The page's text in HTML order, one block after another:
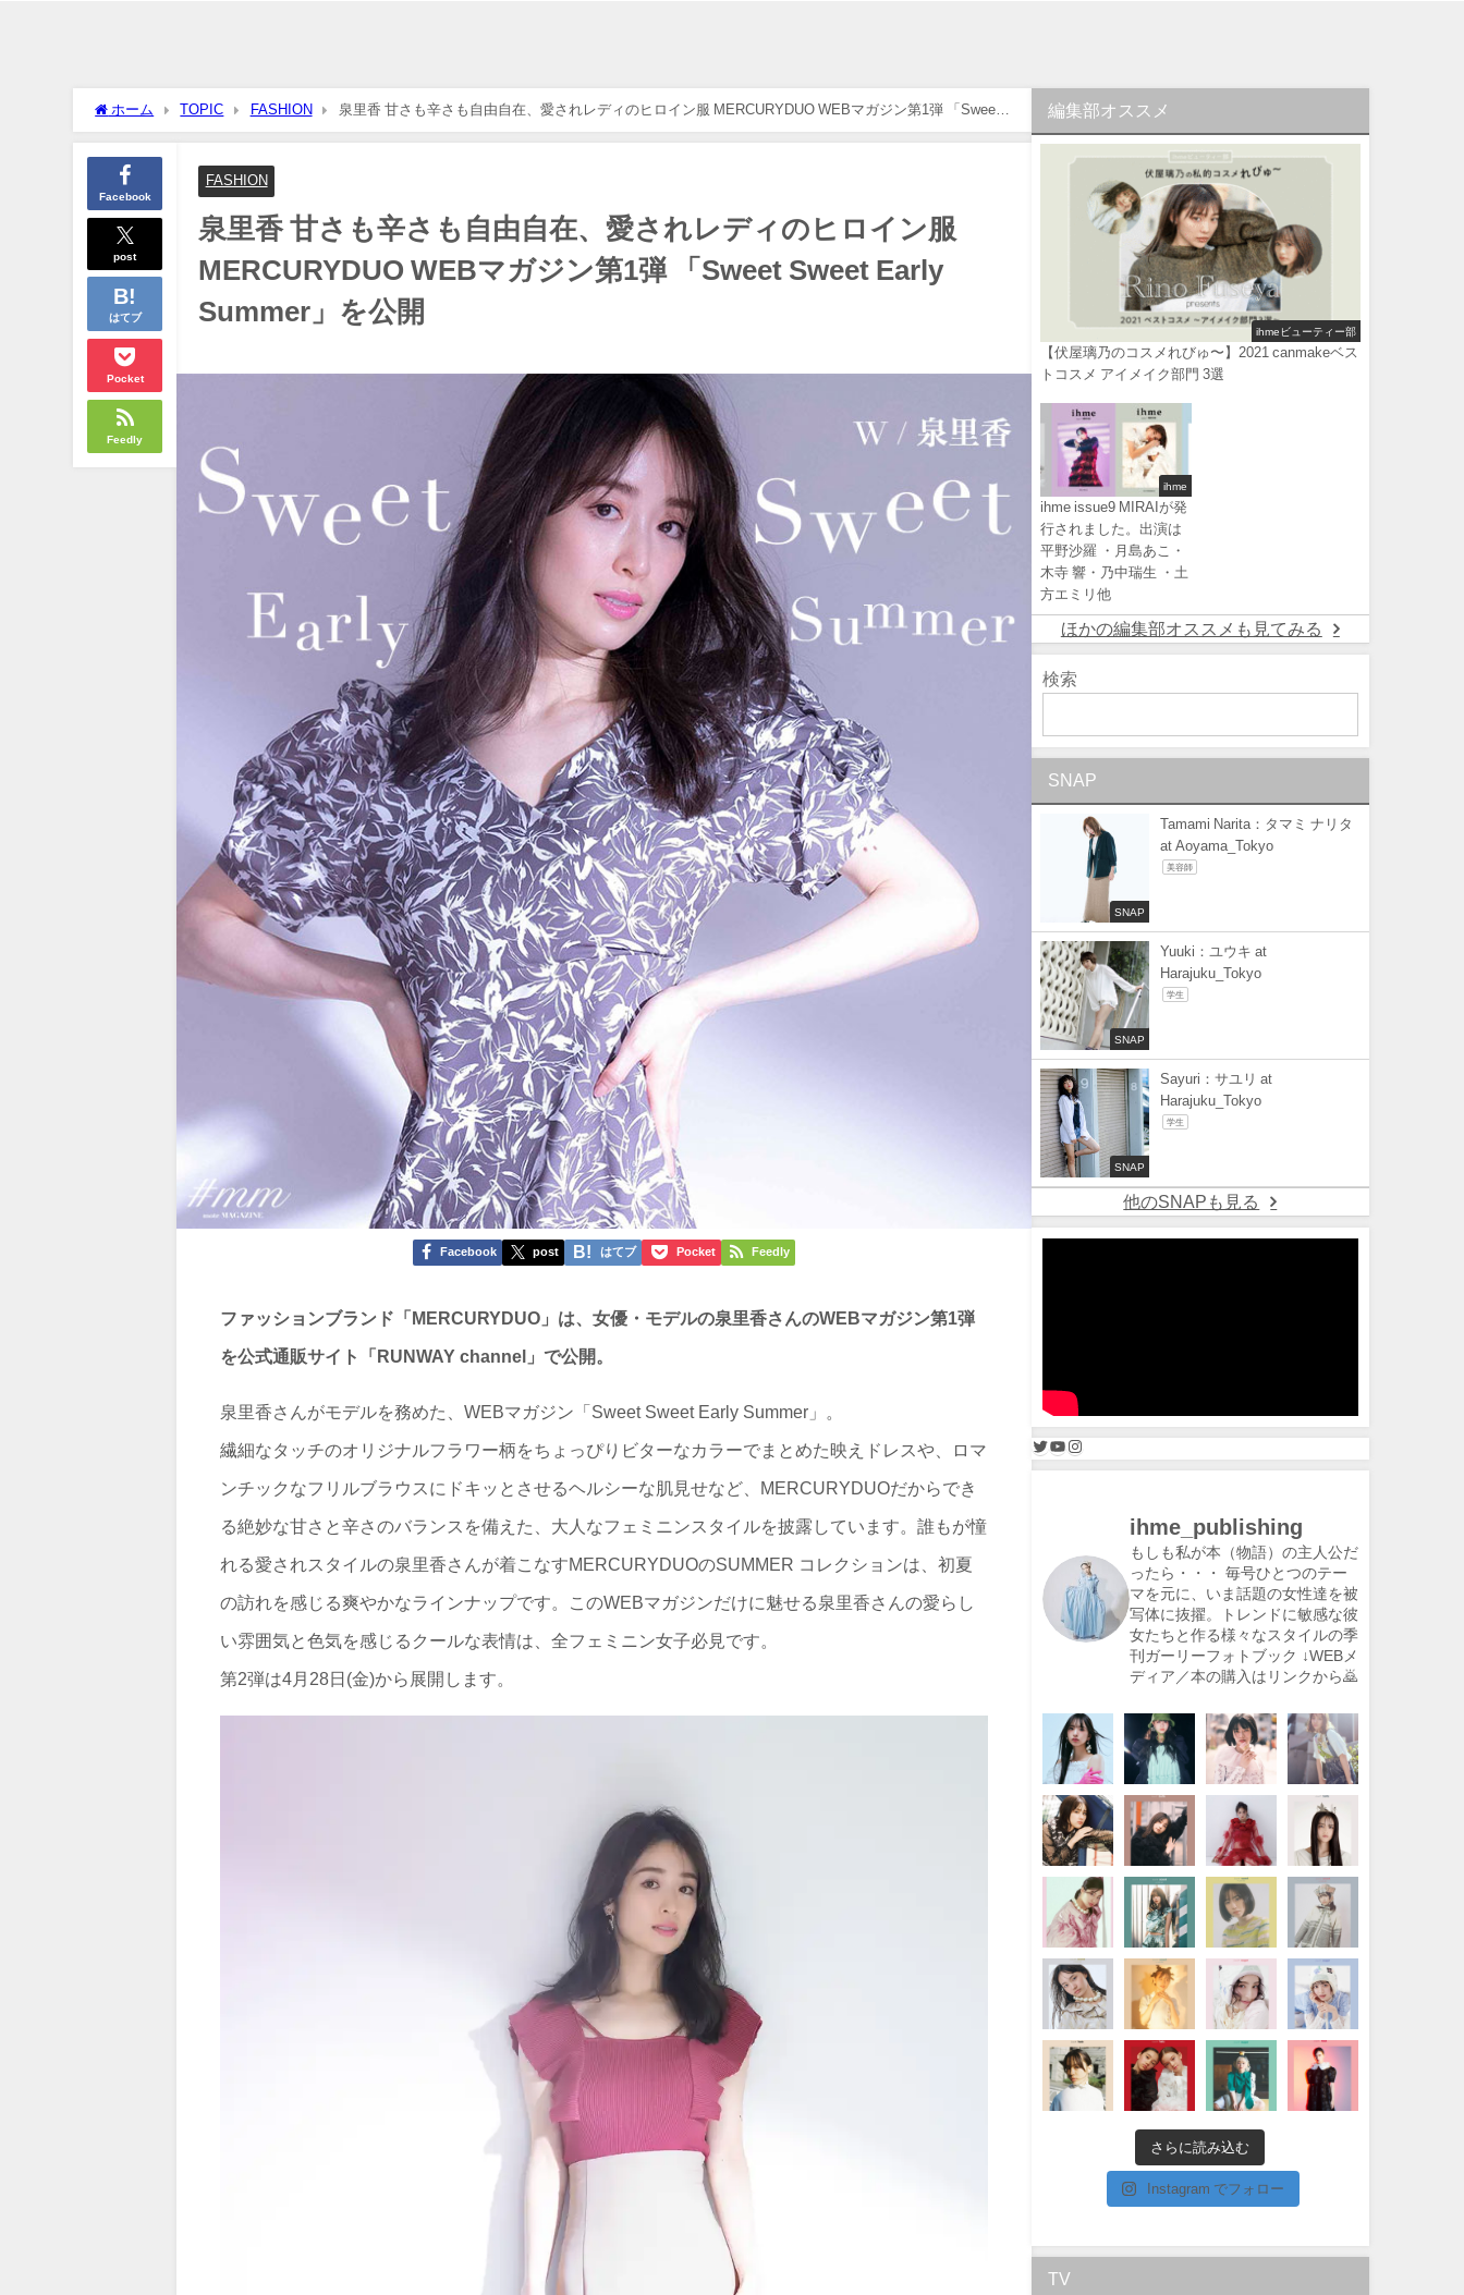
ホーム TOPIC FASHION
泉里香 甘さも辛さも自由自在、愛されレディのヒロイン服 MERCURYDUO WEBマガジン第1弾 「Sweet
Sweet Early Summer」を公開
Facebook
post
はてブ
Pocket
Feedly
FASHION
泉里香 甘さも辛さも自由自在、愛されレディのヒロイン服
MERCURYDUO WEBマガジン第1弾 「Sweet Sweet Early
Summer」を公開
Facebook post はてブ Pocket Feedly
ファッションブランド「MERCURYDUO」は、女優・モデルの泉里香さんのWEBマガジン第1弾
を公式通販サイト「RUNWAY channel」で公開。
泉里香さんがモデルを務めた、WEBマガジン「Sweet Sweet Early Summer」。
繊細なタッチのオリジナルフラワー柄をちょっぴりビターなカラーでまとめた映えドレスや、ロマ
ンチックなフリルブラウスにドキッとさせるヘルシーな肌見せなど、MERCURYDUOだからでき
る絶妙な甘さと辛さのバランスを備えた、大人なフェミニンスタイルを披露しています。誰もが憧
れる愛されスタイルの泉里香さんが着こなすMERCURYDUOのSUMMER コレクションは、初夏
の訪れを感じる爽やかなラインナップです。このWEBマガジンだけに魅せる泉里香さんの愛らし
い雰囲気と色気を感じるクールな表情は、全フェミニン女子必見です。
第2弾は4月28日(金)から展開します。
編集部オススメ
ihmeビューティー部
【伏屋璃乃のコスメれびゅ〜】2021 canmakeベス
トコスメ アイメイク部門 3選
ihme
ihme issue9 MIRAIが発
行されました。出演は
平野沙羅 ・月島あこ・
木寺 響・乃中瑞生 ・土
方エミリ他
ほかの編集部オススメも見てみる
検索
SNAP
SNAP
Tamami Narita：タマミ ナリタ
at Aoyama_Tokyo
美容師
SNAP
Yuuki：ユウキ at
Harajuku_Tokyo
学生
SNAP
Sayuri：サユリ at
Harajuku_Tokyo
学生
他のSNAPも見る
ihme_publishing
もしも私が本（物語）の主人公だ
ったら・・・
毎号ひとつのテー
マを元に、いま話題の女性達を被
写体に抜擢。トレンドに敏感な彼
女たちと作る様々なスタイルの季
刊ガーリーフォトブック
↓WEBメ
ディア／本の購入はリンクから🙇
さらに読み込む
Instagram でフォロー
TV